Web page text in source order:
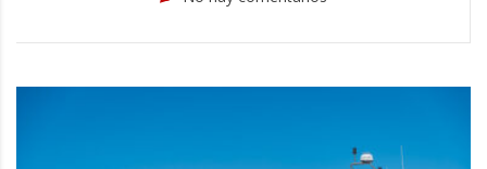
de líder en la…